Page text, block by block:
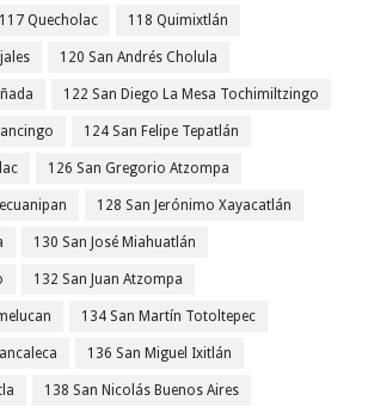
117 Quecholac 118 Quimixtlán
120 San Andrés Cholula
122 San Diego La Mesa Tochimiltzingo
124 San Felipe Tepatlán
126 San Gregorio Atzompa
128 San Jerónimo Xayacatlán
130 San José Miahuatlán
132 San Juan Atzompa
134 San Martín Totoltepec
136 San Miguel Ixitlán
138 San Nicolás Buenos Aires